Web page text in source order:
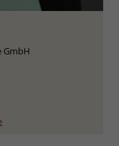
GmbH